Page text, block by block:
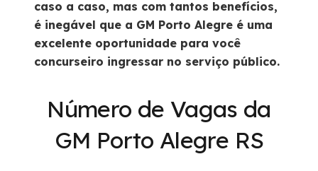
2º VALE ALIMENTAÇÃO
EXTRA (para quem trabalha
em regime de plantão)
R$
741,90
HORAS EXTRAS (Valor para
90 horas extras/mês em
1.057,05
caso a caso, mas com tantos benefícios,
é inegável que a GM Porto Alegre é uma
excelente oportunidade para você
concurseiro ingressar no serviço público.
Número de Vagas da
GM Porto Alegre RS